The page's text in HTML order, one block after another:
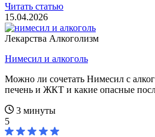
Читать статью
15.04.2026
Лекарства Алкоголизм
Нимесил и алкоголь
Можно ли сочетать Нимесил с
печень и ЖКТ и какие опасные
3 минуты
5